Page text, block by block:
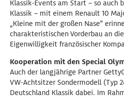
Klassik-Events am Start – so auch
Klassik – mit einem Renault 10
„Kleine mit der großen Nase“
charakteristischen Vorderbau an
Eigenwilligkeit französischer
Kooperation mit den Special
Auch der langjährige Partner
VW-Achtsitzer Sondermodell (Typ
Deutschland Klassik dabei. Im